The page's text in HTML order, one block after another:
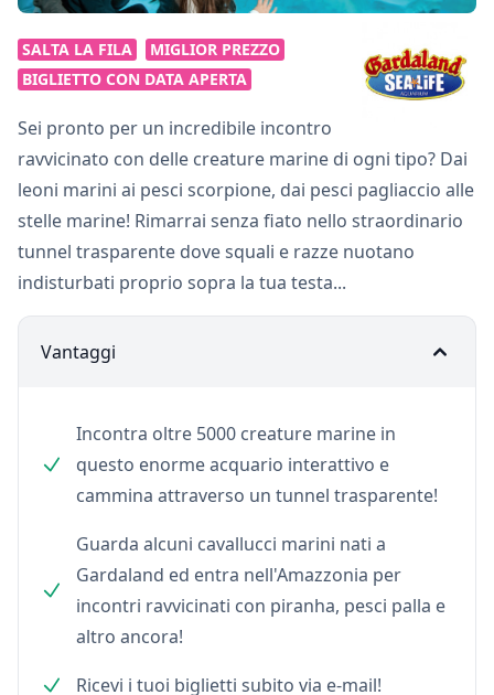
SALTA LA FILA
MIGLIOR PREZZO
BIGLIETTO CON DATA APERTA
Sei pronto per un incredibile incontro
ravvicinato con delle creature marine di ogni tipo? Dai
leoni marini ai pesci scorpione, dai pesci pagliaccio alle
stelle marine! Rimarrai senza fiato nello straordinario
tunnel trasparente dove squali e razze nuotano
indisturbati proprio sopra la tua testa...
Vantaggi
Incontra oltre 5000 creature marine in
questo enorme acquario interattivo e
cammina attraverso un tunnel trasparente!
Guarda alcuni cavallucci marini nati a
Gardaland ed entra nell'Amazzonia per
incontri ravvicinati con piranha, pesci palla e
altro ancora!
Ricevi i tuoi biglietti subito via e-mail!